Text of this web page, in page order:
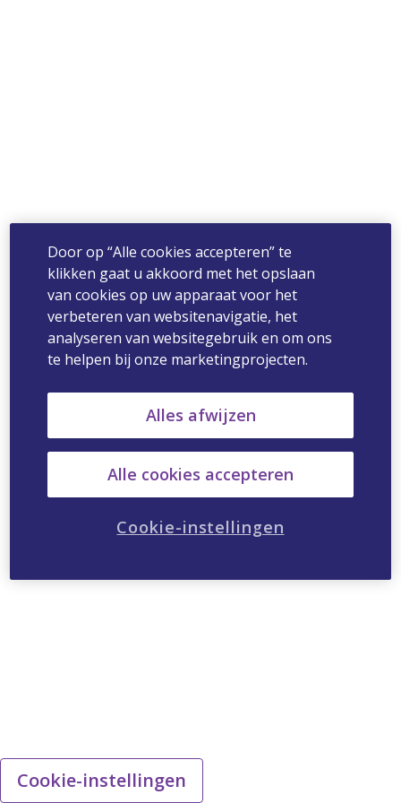
Cookie-instellingen
Door op “Alle cookies accepteren” te
klikken gaat u akkoord met het opslaan
van cookies op uw apparaat voor het
verbeteren van websitenavigatie, het
analyseren van websitegebruik en om ons
te helpen bij onze marketingprojecten.
Alles afwijzen
Alle cookies accepteren
Cookie-instellingen